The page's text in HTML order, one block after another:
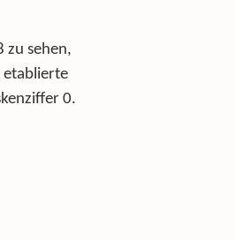
zu sehen,
etablierte
0.